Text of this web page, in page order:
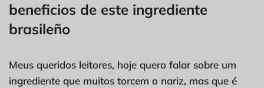
beneficios de este ingrediente
brasileño
Meus queridos leitores, hoje quero falar sobre um
ingrediente que muitos torcem o nariz, mas que é